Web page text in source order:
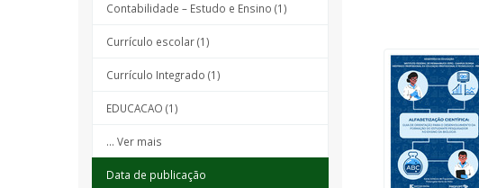
Contabilidade – Estudo e Ensino (1)
Currículo escolar (1)
Currículo Integrado (1)
EDUCACAO (1)
... Ver mais
Data de publicação